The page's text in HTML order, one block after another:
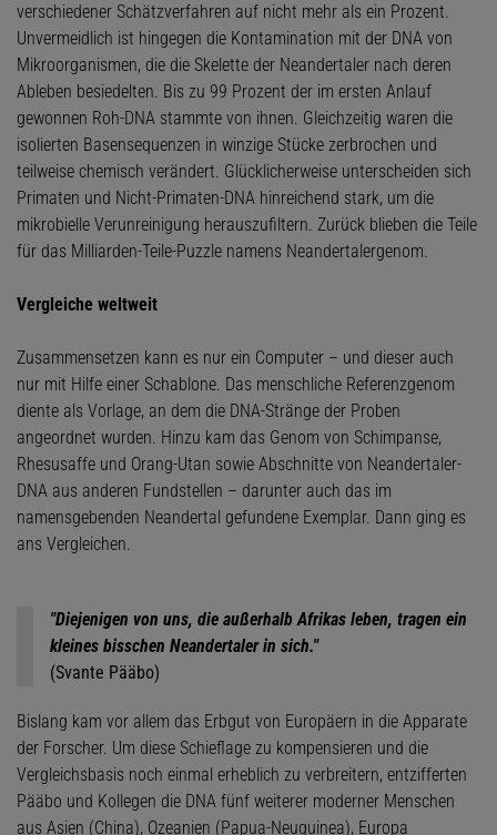
verschiedener Schätzverfahren auf nicht mehr als ein Prozent.
Unvermeidlich ist hingegen die Kontamination mit der DNA von
Mikroorganismen, die die Skelette der Neandertaler nach deren
Ableben besiedelten. Bis zu 99 Prozent der im ersten Anlauf
gewonnen Roh-DNA stammte von ihnen. Gleichzeitig waren die
isolierten Basensequenzen in winzige Stücke zerbrochen und
teilweise chemisch verändert. Glücklicherweise unterscheiden sich
Primaten und Nicht-Primaten-DNA hinreichend stark, um die
mikrobielle Verunreinigung herauszufiltern. Zurück blieben die Teile
für das Milliarden-Teile-Puzzle namens Neandertalergenom.
Vergleiche weltweit
Zusammensetzen kann es nur ein Computer – und dieser auch
nur mit Hilfe einer Schablone. Das menschliche Referenzgenom
diente als Vorlage, an dem die DNA-Stränge der Proben
angeordnet wurden. Hinzu kam das Genom von Schimpanse,
Rhesusaffe und Orang-Utan sowie Abschnitte von Neandertaler-
DNA aus anderen Fundstellen – darunter auch das im
namensgebenden Neandertal gefundene Exemplar. Dann ging es
ans Vergleichen.
"Diejenigen von uns, die außerhalb Afrikas leben, tragen ein
kleines bisschen Neandertaler in sich."
(Svante Pääbo)
Bislang kam vor allem das Erbgut von Europäern in die Apparate
der Forscher. Um diese Schieflage zu kompensieren und die
Vergleichsbasis noch einmal erheblich zu verbreitern, entzifferten
Pääbo und Kollegen die DNA fünf weiterer moderner Menschen
aus Asien (China), Ozeanien (Papua-Neuguinea), Europa